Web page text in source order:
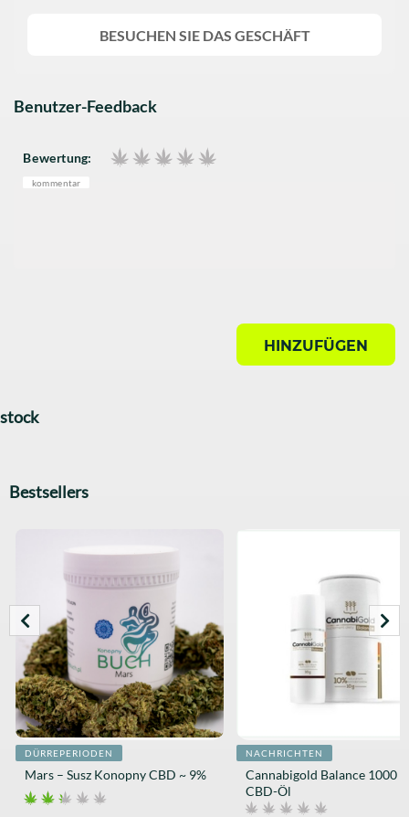
Benutzer-Feedback
Bewertung:
kommentar
HINZUFÜGEN
BESUCHEN SIE DAS GESCHÄFT
stock
Bestsellers
DÜRREPERIODEN
Mars – Susz Konopny CBD ~ 9%
NACHRICHTEN
Cannabigold Balance 1000
CBD-Öl